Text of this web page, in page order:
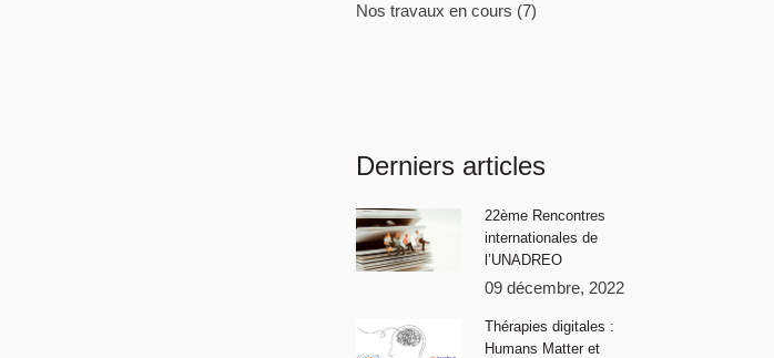
Nos travaux en cours (7)
Derniers articles
22ème Rencontres
internationales de
l’UNADREO
09 décembre, 2022
Thérapies digitales :
Humans Matter et